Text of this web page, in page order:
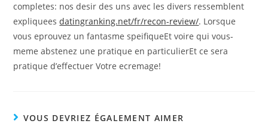
completes: nos desir des uns avec les divers ressemblent
expliqueesdatingranking.net/fr/recon-review/. Lorsque
vous eprouvez un fantasme speifiqueEt voire qui vous-
meme abstenez une pratique en particulierEt ce sera
pratique d’effectuer Votre ecremage!
VOUS DEVRIEZ ÉGALEMENT AIMER